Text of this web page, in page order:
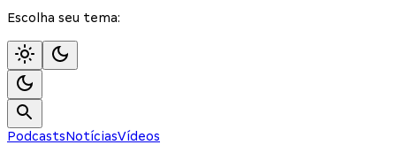
Escolha seu tema:
PodcastsNotíciasVídeos